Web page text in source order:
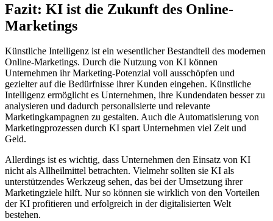
Fazit: KI ist die Zukunft des Online-
Marketings
Künstliche Intelligenz ist ein wesentlicher Bestandteil des modernen
Online-Marketings. Durch die Nutzung von KI können
Unternehmen ihr Marketing-Potenzial voll ausschöpfen und
gezielter auf die Bedürfnisse ihrer Kunden eingehen. Künstliche
Intelligenz ermöglicht es Unternehmen, ihre Kundendaten besser zu
analysieren und dadurch personalisierte und relevante
Marketingkampagnen zu gestalten. Auch die Automatisierung von
Marketingprozessen durch KI spart Unternehmen viel Zeit und
Geld.
Allerdings ist es wichtig, dass Unternehmen den Einsatz von KI
nicht als Allheilmittel betrachten. Vielmehr sollten sie KI als
unterstützendes Werkzeug sehen, das bei der Umsetzung ihrer
Marketingziele hilft. Nur so können sie wirklich von den Vorteilen
der KI profitieren und erfolgreich in der digitalisierten Welt
bestehen.